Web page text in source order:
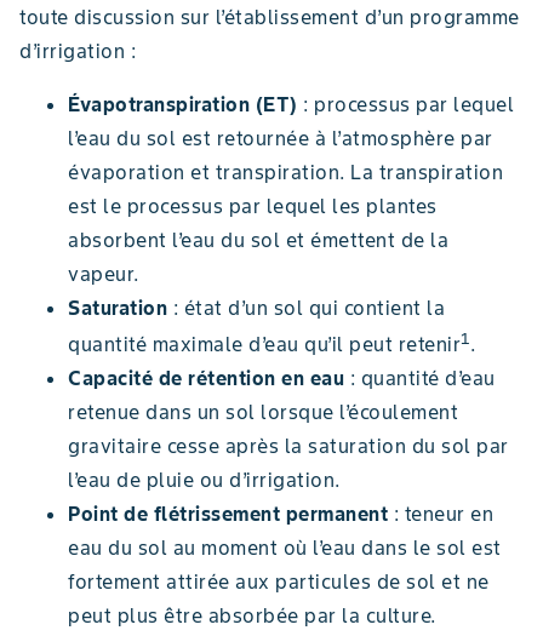
toute discussion sur l’établissement d’un programme
d’irrigation :
Évapotranspiration (ET) : processus par lequel
l’eau du sol est retournée à l’atmosphère par
évaporation et transpiration. La transpiration
est le processus par lequel les plantes
absorbent l’eau du sol et émettent de la
vapeur.
Saturation : état d’un sol qui contient la
quantité maximale d’eau qu’il peut retenir1.
Capacité de rétention en eau : quantité d’eau
retenue dans un sol lorsque l’écoulement
gravitaire cesse après la saturation du sol par
l’eau de pluie ou d’irrigation.
Point de flétrissement permanent : teneur en
eau du sol au moment où l’eau dans le sol est
fortement attirée aux particules de sol et ne
peut plus être absorbée par la culture.